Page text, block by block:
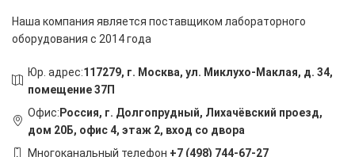
Наша компания является поставщиком лабораторного
оборудования с 2014 года
Юр. адрес:117279, г. Москва, ул. Миклухо-Маклая, д. 34,
помещение 37П
Офис: Россия, г. Долгопрудный, Лихачёвский проезд,
дом 20Б, офис 4, этаж 2, вход со двора
Многоканальный телефон +7 (498) 744-67-27